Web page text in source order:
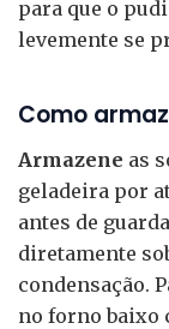
para que o
levemente se
Como
Armazene as
geladeira por
antes de
diretamente
condensação.
no forno baixo